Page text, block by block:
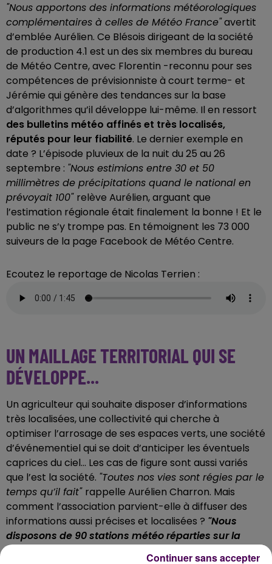
"Nous apportons des informations météorologiques
complémentaires à celles de Météo France"avertit
d’emblée Aurélien. Ce Blésois dirigeant de la société
de production 4.1 est un des six membres du bureau
de Météo Centre, avec Florentin -reconnu pour ses
compétences de prévisionniste à court terme- et
Jérémie qui génère des tendances sur la base
d’algorithmes qu’il développe lui-même. Il en ressort
des bulletins météo affinés et très localisés,
réputés pour leur fiabilité. Le dernier exemple en
date ? L’épisode pluvieux de la nuit du 25 au 26
septembre : "Nous estimions entre 30 et 50
millimètres de précipitations quand le national en
prévoyait 100" relève Aurélien, arguant que
l’estimation régionale était finalement la bonne ! Et le
public ne s’y trompe pas. En témoignent les 73 000
suiveurs de la page Facebook de Météo Centre.
Ecoutez le reportage de Nicolas Terrien :
UN MAILLAGE TERRITORIAL QUI SE
DÉVELOPPE...
Un agriculteur qui souhaite disposer d’informations
très localisées, une collectivité qui cherche à
optimiser l’arrosage de ses espaces verts, une société
d’événementiel qui se doit d’anticiper les éventuels
caprices du ciel... Les cas de figure sont aussi variés
que l’est la société. "Toutes nos vies sont régies par le
temps qu’il fait" rappelle Aurélien Charron. Mais
comment l’association parvient-elle à diffuser des
informations aussi précises et localisées ? "Nous
disposons de 90 stations météo réparties sur la
région
Continuer sans accepter